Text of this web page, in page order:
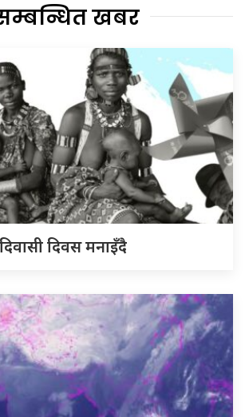
खबर
दिवस मनाइँदै